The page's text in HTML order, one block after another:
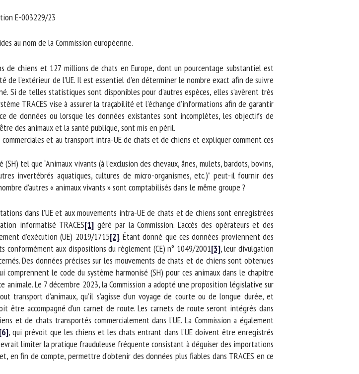
E-003229/23
au nom de la Commission européenne.
chiens et 127 millions de chats en Europe, dont un pourcentage substantiel est
l’extérieur de l’UE. Il est essentiel d’en déterminer le nombre exact afin de suivre
de telles statistiques sont disponibles pour d’autres espèces, elles s’avèrent très
TRACES vise à assurer la traçabilité et l’échange d’informations afin de garantir
de données ou lorsque les données existantes sont incomplètes, les objectifs de
des animaux et la santé publique, sont mis en péril.
et au transport intra-UE de chats et de chiens et expliquer comment ces
tel que “Animaux vivants (à l’exclusion des chevaux, ânes, mulets, bardots, bovins,
invertébrés aquatiques, cultures de micro-organismes, etc.)” peut-il fournir des
d’autres « animaux vivants » sont comptabilisés dans le même groupe ?
dans l’UE et aux mouvements intra-UE de chats et de chiens sont enregistrées
informatisé TRACES[1]géré par la Commission. L’accès des opérateurs et des
d’exécution (UE) 2019/1715[2]. Étant donné que ces données proviennent des
conformément aux dispositions du règlement (CE) n° 1049/2001[3], leur divulgation
Des données précises sur les mouvements de chats et de chiens sont obtenues
le code du système harmonisé (SH) pour ces animaux dans le chapitre
animale. Le 7 décembre 2023, la Commission a adopté une proposition législative sur
transport d’animaux, qu’il s’agisse d’un voyage de courte ou de longue durée, et
accompagné d’un carnet de route. Les carnets de route seront intégrés dans
et de chats transportés commercialement dans l’UE. La Commission a également
, qui prévoit que les chiens et les chats entrant dans l’UE doivent être enregistrés
limiter la pratique frauduleuse fréquente consistant à déguiser des importations
en fin de compte, permettre d’obtenir des données plus fiables dans TRACES en ce
*
j'accepte que les informations saisies soient
avec le CNR BEA. *